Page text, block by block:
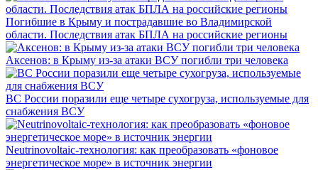
Погибшие в Крыму и пострадавшие во Владимирской
области. Последствия атак БПЛА на российские регионы
Аксенов: в Крыму из-за атаки ВСУ погибли три человека
ВС России поразили еще четыре сухогруза, используемые для
снабжения ВСУ
Neutrinovoltaic‑технология: как преобразовать «фоновое
энергетическое море» в источник энергии